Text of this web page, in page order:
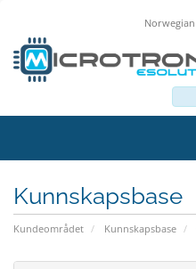
Norwegian
Kunnskapsbase
Kundeområdet Kunnskapsbase